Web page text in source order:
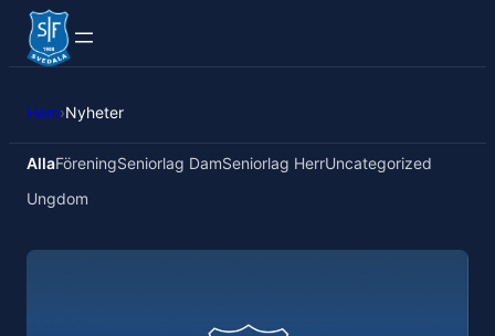
Hem›Nyheter
AllaFöreningSeniorlag DamSeniorlag HerrUncategorized
Ungdom